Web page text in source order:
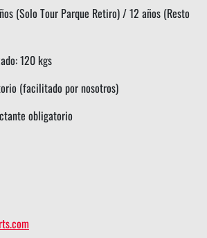
(Solo Tour Parque Retiro) / 12 años (Resto
120 kgs
(facilitado por nosotros)
obligatorio